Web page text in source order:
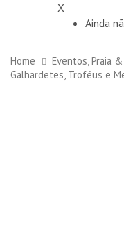
X
Ainda
Home
Eventos, Praia
Galhardetes, Troféus e